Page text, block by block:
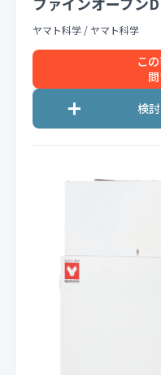
お知らせ一覧
お問い合わせ
ヤマト科学 / ヤマト科学
こ